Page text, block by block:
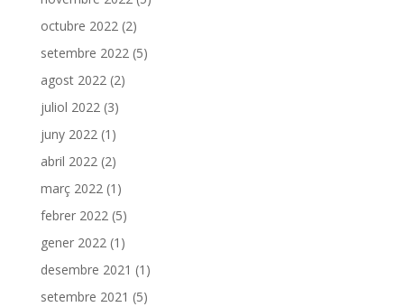
octubre 2022(2)
setembre 2022(5)
agost 2022(2)
juliol 2022(3)
juny 2022(1)
abril 2022(2)
març 2022(1)
febrer 2022(5)
gener 2022(1)
desembre 2021 (1)
setembre 2021 (5)